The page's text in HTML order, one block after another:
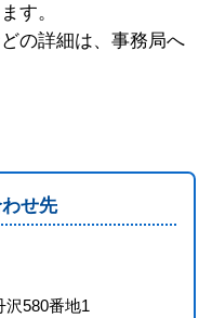
す。
の詳細は、事務局へ
せ先
580番地1